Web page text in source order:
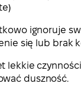
ignoruje
się lub brak
lekkie
duszność.